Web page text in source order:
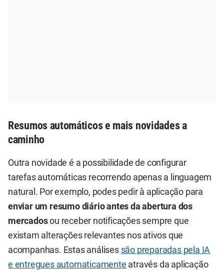
Resumos automáticos e mais novidades a
caminho
Outra novidade é a possibilidade de configurar
tarefas automáticas recorrendo apenas a linguagem
natural. Por exemplo, podes pedir à aplicação para
enviar um resumo diário antes da abertura dos
mercadosou receber notificações sempre que
existam alterações relevantes nos ativos que
acompanhas. Estas análises são preparadas pela IA
e entregues automaticamente através da aplicação